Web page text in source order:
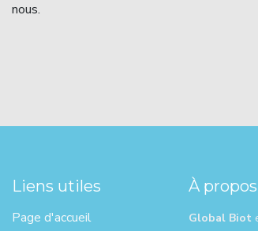
nous.
Liens utiles
Page d'ac​cueil
À
Global Biot